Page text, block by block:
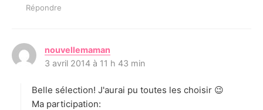
Répondre
nouvellemaman
i
:
3 avril 2014 à 11 h 43 min
Belle sélection! J'aurai pu toutes les choisir 😉
Ma participation: